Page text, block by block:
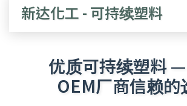
新达化工 - 可持续塑料
优质可持续塑料
OEM厂商信赖的